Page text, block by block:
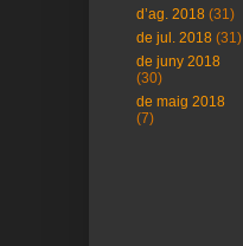
d’ag. 2018 (31)
de jul. 2018 (31)
de juny 2018
(30)
de maig 2018
(7)